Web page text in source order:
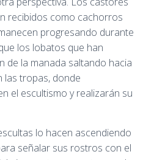
recibidos como cachorros
progresando durante
los lobatos que han
de la manada saltando hacia
las tropas, donde
el escultismo y realizarán su
lo hacen ascendiendo
señalar sus rostros con el